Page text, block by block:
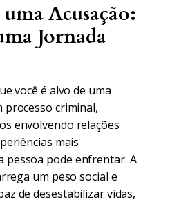
Acusação:
Jornada
você é alvo de uma
processo criminal,
envolvendo relações
mais
pessoa pode enfrentar. A
um peso social e
de desestabilizar vidas,